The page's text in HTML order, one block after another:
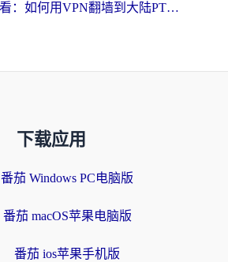
海外党必看：如何用VPN翻墙到大陆PTT？一篇解决你所有回国加速痛点
下载应用
番茄 Windows PC电脑版
番茄 macOS苹果电脑版
番茄 ios苹果手机版